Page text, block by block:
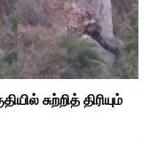
சுற்றித் திரியும்